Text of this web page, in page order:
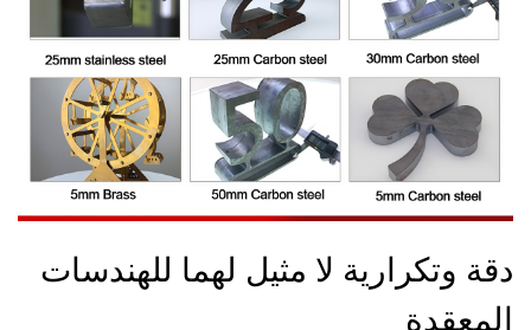
دقة وتكرارية لا مثيل لهما للهندسات
المعقدة